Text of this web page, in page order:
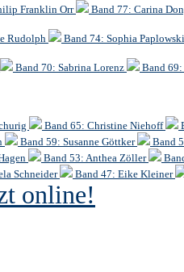
Franklin Orr
Band 77: Carina
Rudolph
Band 74: Sophia
Band 70: Sabrina Lorenz
Band
Band 65: Christine Niehoff
Band 59: Susanne Göttker
Band
Band 53: Anthea Zöller
Schneider Band 47: Eike Kleiner
online!